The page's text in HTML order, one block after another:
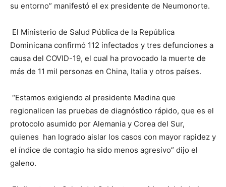
su entorno” manifestó el ex presidente de Neumonorte.
El Ministerio de Salud Pública de la República
Dominicana confirmó 112 infectados y tres defunciones a
causa del COVID-19, el cual ha provocado la muerte de
más de 11 mil personas en China, Italia y otros países.
“Estamos exigiendo al presidente Medina que
regionalicen las pruebas de diagnóstico rápido, que es el
protocolo asumido por Alemania y Corea del Sur,
quienes han logrado aislar los casos con mayor rapidez y
el índice de contagio ha sido menos agresivo” dijo el
galeno.